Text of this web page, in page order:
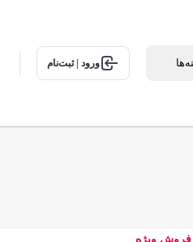
ورود | ثبت‌نام
فروش ویژه